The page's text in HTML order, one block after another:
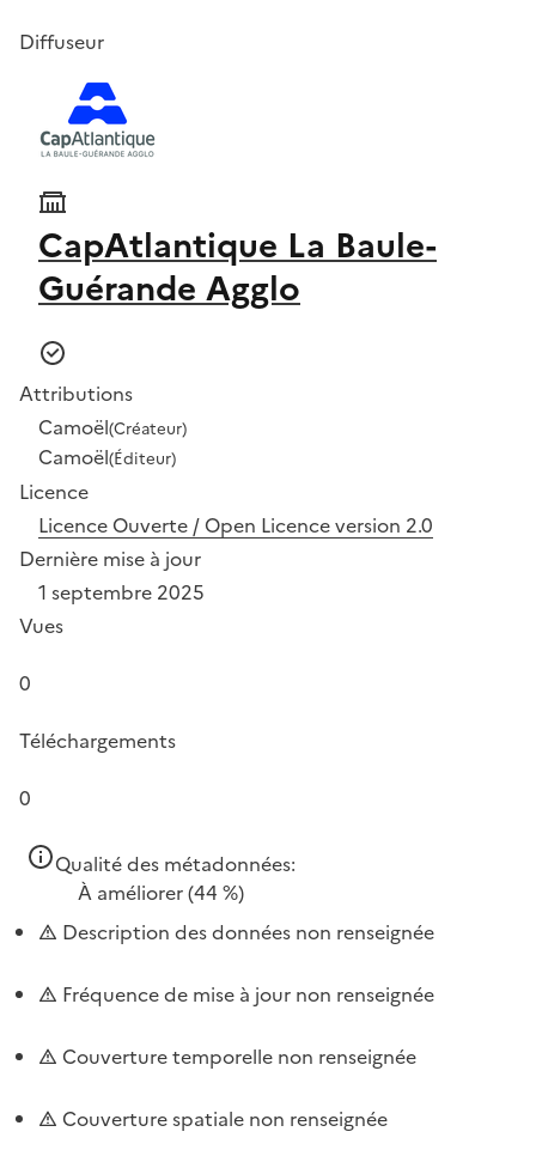
Diffuseur
CapAtlantique La Baule-
Guérande Agglo
Attributions
Camoël(Créateur)
Camoël(Éditeur)
Licence
Licence Ouverte / Open Licence version 2.0
Dernière mise à jour
1 septembre 2025
Vues
0
Téléchargements
0
Qualité des métadonnées:
À améliorer(44 %)
Description des données non renseignée
Fréquence de mise à jour non renseignée
Couverture temporelle non renseignée
Couverture spatiale non renseignée